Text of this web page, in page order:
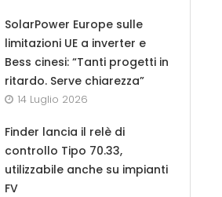
SolarPower Europe sulle
limitazioni UE a inverter e
Bess cinesi: “Tanti progetti in
ritardo. Serve chiarezza”
14 Luglio 2026
Finder lancia il relè di
controllo Tipo 70.33,
utilizzabile anche su impianti
FV